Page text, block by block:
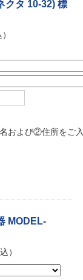
クタ 10-32) 標
および②住所をご
MODEL-
）